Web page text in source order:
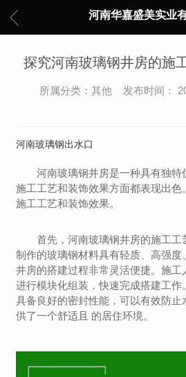
河南华嘉盛美实业
探究河南玻璃钢井房的施
所属分类：其他 发布时间：
河南玻璃钢出水口
河南玻璃钢井房是一种具有独特
施工工艺和装饰效果方面都表现出
施工工艺和装饰效果。
首先，河南玻璃钢井房的施工
制作的玻璃钢材料具有轻质、高强
井房的搭建过程非常灵活便捷。施
进行模块化组装，快速完成搭建工
具备良好的密封性能，可以有效防止
供了一个舒适且 的居住环境。